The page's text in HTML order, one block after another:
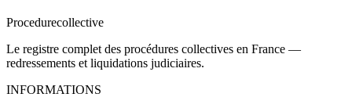
Procedurecollective
Le registre complet des procédures collectives en France —
redressements et liquidations judiciaires.
INFORMATIONS